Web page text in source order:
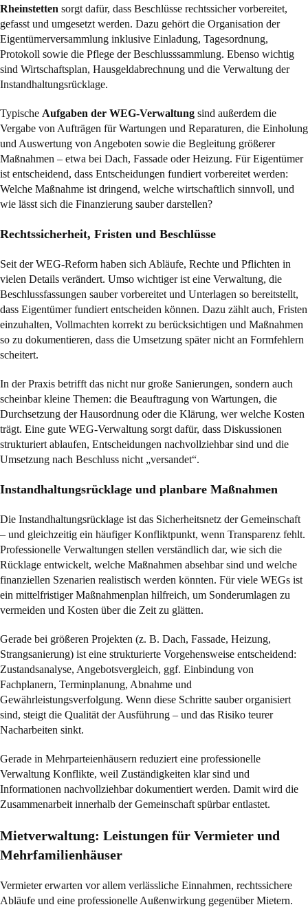
Rheinstetten sorgt dafür, dass Beschlüsse rechtssicher vorbereitet,
gefasst und umgesetzt werden. Dazu gehört die Organisation der
Eigentümerversammlung inklusive Einladung, Tagesordnung,
Protokoll sowie die Pflege der Beschlusssammlung. Ebenso wichtig
sind Wirtschaftsplan, Hausgeldabrechnung und die Verwaltung der
Instandhaltungsrücklage.
Typische Aufgaben der WEG-Verwaltung sind außerdem die
Vergabe von Aufträgen für Wartungen und Reparaturen, die Einholung
und Auswertung von Angeboten sowie die Begleitung größerer
Maßnahmen – etwa bei Dach, Fassade oder Heizung. Für Eigentümer
ist entscheidend, dass Entscheidungen fundiert vorbereitet werden:
Welche Maßnahme ist dringend, welche wirtschaftlich sinnvoll, und
wie lässt sich die Finanzierung sauber darstellen?
Rechtssicherheit, Fristen und Beschlüsse
Seit der WEG-Reform haben sich Abläufe, Rechte und Pflichten in
vielen Details verändert. Umso wichtiger ist eine Verwaltung, die
Beschlussfassungen sauber vorbereitet und Unterlagen so bereitstellt,
dass Eigentümer fundiert entscheiden können. Dazu zählt auch, Fristen
einzuhalten, Vollmachten korrekt zu berücksichtigen und Maßnahmen
so zu dokumentieren, dass die Umsetzung später nicht an Formfehlern
scheitert.
In der Praxis betrifft das nicht nur große Sanierungen, sondern auch
scheinbar kleine Themen: die Beauftragung von Wartungen, die
Durchsetzung der Hausordnung oder die Klärung, wer welche Kosten
trägt. Eine gute WEG-Verwaltung sorgt dafür, dass Diskussionen
strukturiert ablaufen, Entscheidungen nachvollziehbar sind und die
Umsetzung nach Beschluss nicht „versandet“.
Instandhaltungsrücklage und planbare Maßnahmen
Die Instandhaltungsrücklage ist das Sicherheitsnetz der Gemeinschaft
– und gleichzeitig ein häufiger Konfliktpunkt, wenn Transparenz fehlt.
Professionelle Verwaltungen stellen verständlich dar, wie sich die
Rücklage entwickelt, welche Maßnahmen absehbar sind und welche
finanziellen Szenarien realistisch werden könnten. Für viele WEGs ist
ein mittelfristiger Maßnahmenplan hilfreich, um Sonderumlagen zu
vermeiden und Kosten über die Zeit zu glätten.
Gerade bei größeren Projekten (z. B. Dach, Fassade, Heizung,
Strangsanierung) ist eine strukturierte Vorgehensweise entscheidend:
Zustandsanalyse, Angebotsvergleich, ggf. Einbindung von
Fachplanern, Terminplanung, Abnahme und
Gewährleistungsverfolgung. Wenn diese Schritte sauber organisiert
sind, steigt die Qualität der Ausführung – und das Risiko teurer
Nacharbeiten sinkt.
Gerade in Mehrparteienhäusern reduziert eine professionelle
Verwaltung Konflikte, weil Zuständigkeiten klar sind und
Informationen nachvollziehbar dokumentiert werden. Damit wird die
Zusammenarbeit innerhalb der Gemeinschaft spürbar entlastet.
Mietverwaltung: Leistungen für Vermieter und
Mehrfamilienhäuser
Vermieter erwarten vor allem verlässliche Einnahmen, rechtssichere
Abläufe und eine professionelle Außenwirkung gegenüber Mietern.